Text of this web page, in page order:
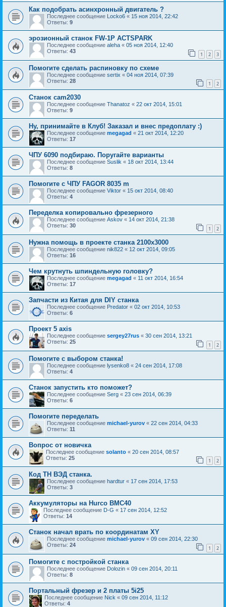
Как подобрать асинхронный двигатель ?
Последнее сообщение Locko6 « 15 ноя 2014, 22:42
Ответы: 9
эрозионный станок FW-1P ACTSPARK
Последнее сообщение aleha « 05 ноя 2014, 12:40
Ответы: 43 1 2 3
Помогите сделать распиновку по схеме
Последнее сообщение sertix « 04 ноя 2014, 07:39
Ответы: 28 1 2
Станок cam2030
Последнее сообщение Thanatoz « 22 окт 2014, 15:01
Ответы: 9
Ну, принимайте в Клуб! Заказал и внес предоплату :)
Последнее сообщение megagad « 21 окт 2014, 12:20
Ответы: 17
ЧПУ 6090 подбираю. Поругайте варианты
Последнее сообщение Suslik « 18 окт 2014, 13:44
Ответы: 8
Помогите с ЧПУ FAGOR 8035 m
Последнее сообщение Viktor « 15 окт 2014, 08:40
Ответы: 4
Переделка копировально фрезерного
Последнее сообщение Askov « 14 окт 2014, 21:38
Ответы: 30 1 2
Нужна помощь в проекте станка 2100х3000
Последнее сообщение nik822 « 12 окт 2014, 09:05
Ответы: 16
Чем крутнуть шпиндельную головку?
Последнее сообщение megagad « 11 окт 2014, 16:54
Ответы: 17
Запчасти из Китая для DIY станка
Последнее сообщение Predator « 02 окт 2014, 10:53
Ответы: 6
Проект 5 axis
Последнее сообщение sergey27rus « 30 сен 2014, 13:21
Ответы: 25 1 2
Помогите с выбором станка!
Последнее сообщение lysenko8 « 24 сен 2014, 17:08
Ответы: 4
Станок запустить кто поможет?
Последнее сообщение Serg « 23 сен 2014, 06:39
Ответы: 6
Помогите переделать
Последнее сообщение michael-yurov « 22 сен 2014, 04:33
Ответы: 11
Вопрос от новичка
Последнее сообщение solanto « 20 сен 2014, 08:57
Ответы: 25 1 2
Код ТН ВЭД станка.
Последнее сообщение hardtur « 17 сен 2014, 17:53
Ответы: 3
Аккумуляторы на Hurco BMC40
Последнее сообщение D-G « 17 сен 2014, 12:52
Ответы: 14
Станок начал врать по координатам XY
Последнее сообщение michael-yurov « 09 сен 2014, 22:30
Ответы: 24 1 2
Помогите с постройкой станка
Последнее сообщение Dolozin « 09 сен 2014, 20:11
Ответы: 8
Портальный фрезер и 2 платы 5i25
Последнее сообщение Nick « 09 сен 2014, 11:12
Ответы: 4